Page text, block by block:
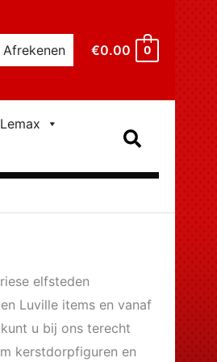
Afrekenen €0.00 0
Lemax
Zoeken
elfsteden
Luville items en vanaf
u bij ons terecht
kerstdorpfiguren en